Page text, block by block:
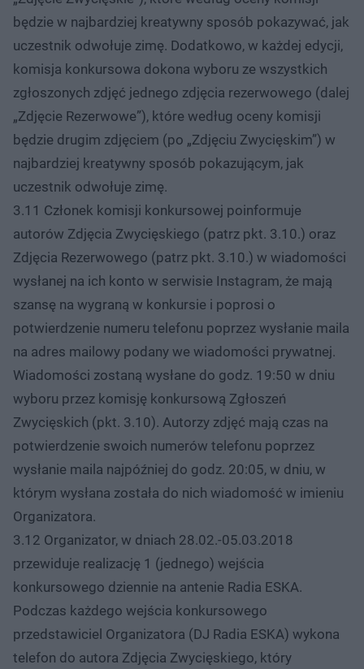
będzie w najbardziej kreatywny sposób pokazywać, jak
uczestnik odwołuje zimę. Dodatkowo, w każdej edycji,
komisja konkursowa dokona wyboru ze wszystkich
zgłoszonych zdjęć jednego zdjęcia rezerwowego (dalej
„Zdjęcie Rezerwowe”), które według oceny komisji
będzie drugim zdjęciem (po „Zdjęciu Zwycięskim”) w
najbardziej kreatywny sposób pokazującym, jak
uczestnik odwołuje zimę.
3.11 Członek komisji konkursowej poinformuje
autorów Zdjęcia Zwycięskiego (patrz pkt. 3.10.) oraz
Zdjęcia Rezerwowego (patrz pkt. 3.10.) w wiadomości
wysłanej na ich konto w serwisie Instagram, że mają
szansę na wygraną w konkursie i poprosi o
potwierdzenie numeru telefonu poprzez wysłanie maila
na adres mailowy podany we wiadomości prywatnej.
Wiadomości zostaną wysłane do godz. 19:50 w dniu
wyboru przez komisję konkursową Zgłoszeń
Zwycięskich (pkt. 3.10). Autorzy zdjęć mają czas na
potwierdzenie swoich numerów telefonu poprzez
wysłanie maila najpóźniej do godz. 20:05, w dniu, w
którym wysłana została do nich wiadomość w imieniu
Organizatora.
3.12 Organizator, w dniach 28.02.-05.03.2018
przewiduje realizację 1 (jednego) wejścia
konkursowego dziennie na antenie Radia ESKA.
Podczas każdego wejścia konkursowego
przedstawiciel Organizatora (DJ Radia ESKA) wykona
telefon do autora Zdjęcia Zwycięskiego, który